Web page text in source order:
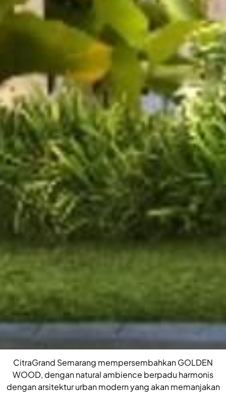
CitraGrand Semarang mempersembahkan GOLDEN
WOOD, dengan natural ambience berpadu harmonis
dengan arsitektur urban modern yang akan memanjakan